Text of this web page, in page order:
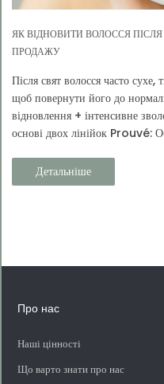
ЯК ВІДНОВИТИ ВОЛОССЯ
ПРОДАЖУ
Після свят волосся часто
щоб повернути його до
відновлення + інтенсивне
основі двох лінійок Prouvé:
Детальніше
Про нас
Наші цінності
Що варто знати про нас